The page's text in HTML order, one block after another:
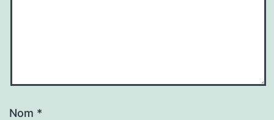
Nom *